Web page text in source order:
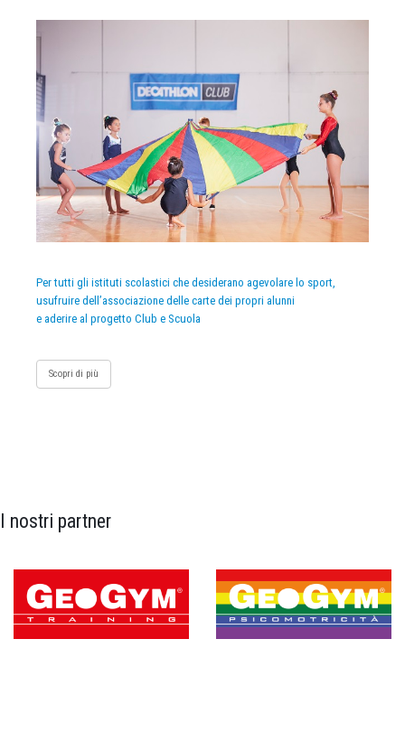
Per tutti gli istituti scolastici che desiderano agevolare lo sport,
usufruire dell’associazione delle carte dei propri alunni
e aderire al progetto Club e Scuola
Scopri di più
I nostri partner